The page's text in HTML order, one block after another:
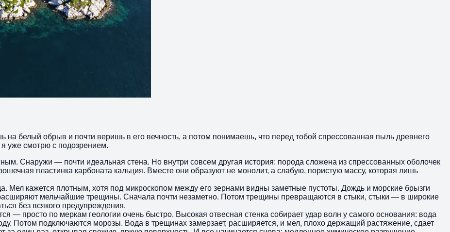
на белый обрыв и почти веришь в его вечность, а потом понимаешь, что перед тобой спрессованная пыль древнего
уже смотрю с подозрением.
Снаружи — почти идеальная стена. Но внутри совсем другая история: порода сложена из спрессованных оболочек
пластинка карбоната кальция. Вместе они образуют не монолит, а слабую, пористую массу, которая лишь
Мел кажется плотным, хотя под микроскопом между его зернами видны заметные пустоты. Дождь и морские брызги
мельчайшие трещины. Сначала почти незаметно. Потом трещины превращаются в стыки, стыки — в широкие
без всякого предупреждения.
— просто по меркам геологии очень быстро. Высокая отвесная стенка собирает удар волн у самого основания: вода
Потом подключаются морозы. Вода в трещинах замерзает, расширяется, и мел, плохо держащий растяжение, сдает